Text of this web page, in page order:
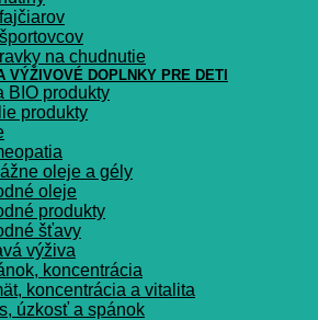
na chudnutie
VÝŽIVOVÉ DOPLNKY PRE DETI
BIO produkty
produkty
oleje a gély
oleje
produkty
šťavy
výživa
koncentrácia
koncentrácia a vitalita
úzkosť a spánok